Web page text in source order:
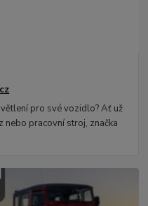
pro své vozidlo? Ať už
nebo pracovní stroj, značka